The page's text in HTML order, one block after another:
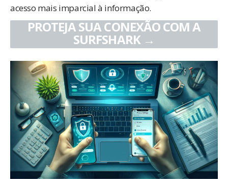
acesso mais imparcial à informação.
PROTEJA SUA CONEXÃO COM A
SURFSHARK →